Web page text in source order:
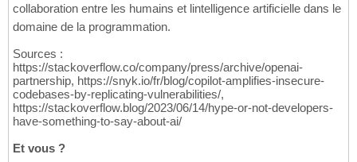
collaboration entre les humains et lintelligence artificielle dans le
domaine de la programmation.
Sources :
https://stackoverflow.co/company/press/archive/openai-
partnership, https://snyk.io/fr/blog/copilot-amplifies-insecure-
codebases-by-replicating-vulnerabilities/,
https://stackoverflow.blog/2023/06/14/hype-or-not-developers-
have-something-to-say-about-ai/
Et vous ?